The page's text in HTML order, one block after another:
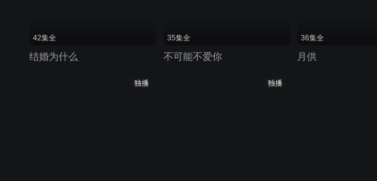
42集全
结婚为什么
35集全
不可能不爱你
36集全
月供
独播 独播